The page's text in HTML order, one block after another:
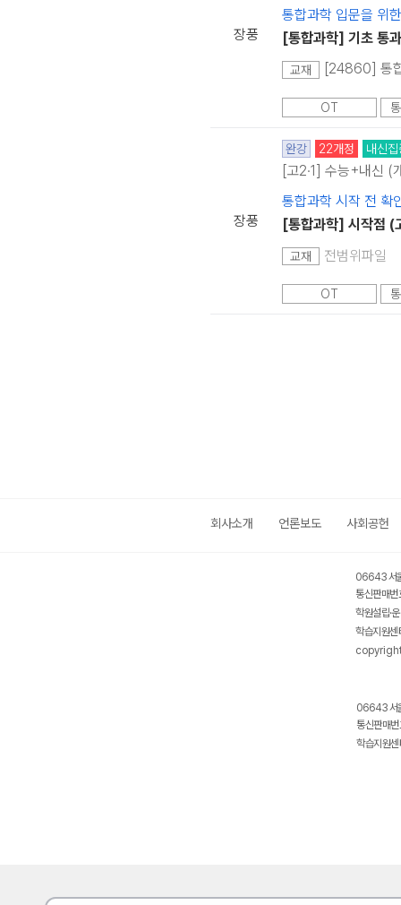
장풍
통합과학 입문을 위
[통합과학] 기초 통과
교재 [24860] 통
OT
장풍
완강 22개정 내신집
[고2·1] 수능+내신 (
통합과학 시작 전 확
[통합과학] 시작점 (
교재 전범위파일
OT
회사소개 언론보도 사회공헌
06643 서
통신판매
학원설립·
학습지원
06643 서
통신판매
학습지원